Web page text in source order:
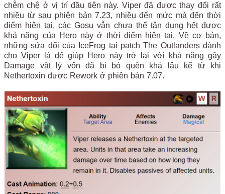
chễm chệ ở vị trí đầu tiên này. Viper đã được thay đổi rất
nhiều từ sau phiên bản 7.23, nhiều đến mức mà đến thời
điểm hiện tại, các Gosu vẫn chưa thể tận dụng hết được
khả năng của Hero này ở thời điểm hiện tại. Về cơ bản,
những sửa đổi của IceFrog tại patch The Outlanders dành
cho Viper là để giúp Hero này trở lại với khả năng gây
Damage vật lý vốn đã bị bỏ quên khá lâu kể từ khi
Nethertoxin được Rework ở phiên bản 7.07.